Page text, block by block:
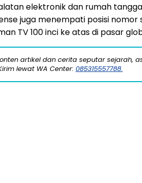
elektronik dan rumah
juga menempati posisi
TV 100 inci ke atas di pasar
artikel dan cerita seputar sejarah,
lewat WA Center: 085315557788.